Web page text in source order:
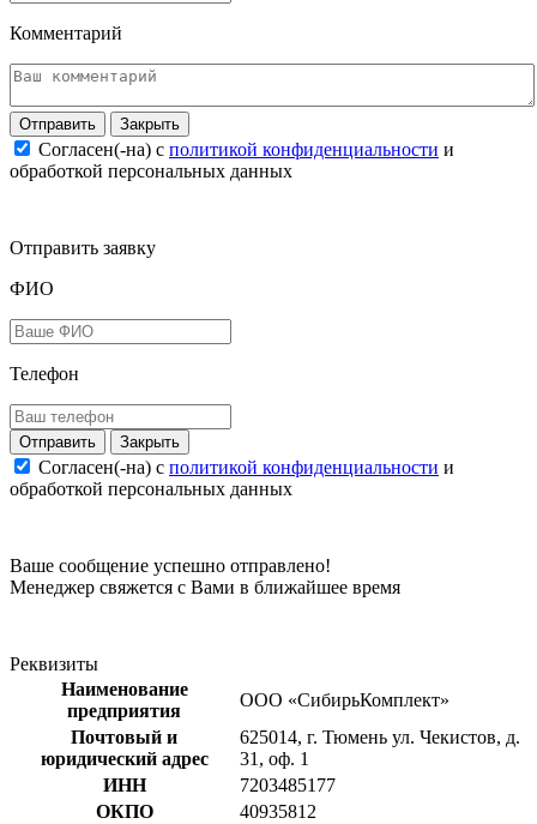
Комментарий
Закрыть
Согласен(-на) c политикой конфиденциальности и
обработкой персональных данных
Отправить заявку
ФИО
Телефон
Закрыть
Согласен(-на) c политикой конфиденциальности и
обработкой персональных данных
Ваше сообщение успешно отправлено!
Менеджер свяжется с Вами в ближайшее время
Реквизиты
Наименование
предприятия
ООО «СибирьКомплект»
Почтовый и
юридический адрес
625014, г. Тюмень ул. Чекистов, д.
31, оф. 1
ИНН
7203485177
ОКПО
40935812